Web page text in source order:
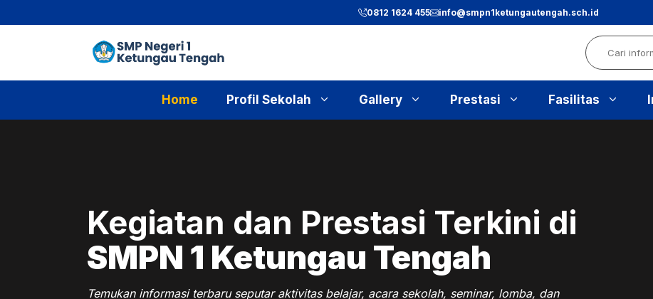
ke
0812 1624 455 info@smpn1ketungautengah.sch.id
Search
Home Profil Sekolah Gallery Prestasi Fasilitas
Kegiatan dan Prestasi Terkini di
SMPN 1 Ketungau Tengah
Temukan informasi terbaru seputar aktivitas belajar, acara sekolah, seminar, lomba, dan